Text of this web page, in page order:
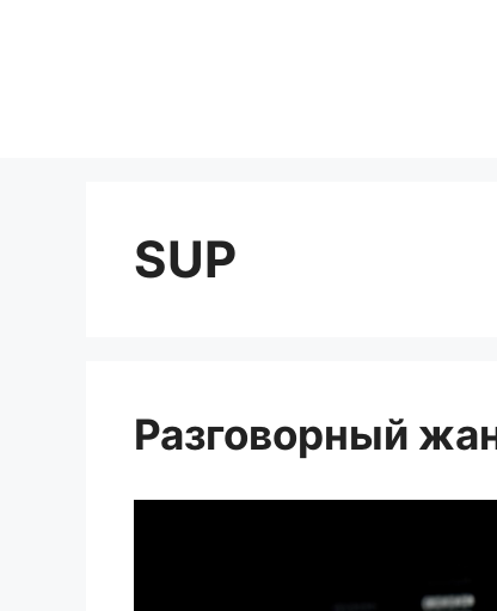
SUP
Разговорный